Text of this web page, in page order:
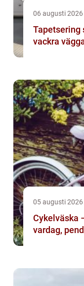
06 augusti 2026
Tapetsering så skapar du hållbara och
vackra
05 augusti 2026
Cykelväska
vardag,